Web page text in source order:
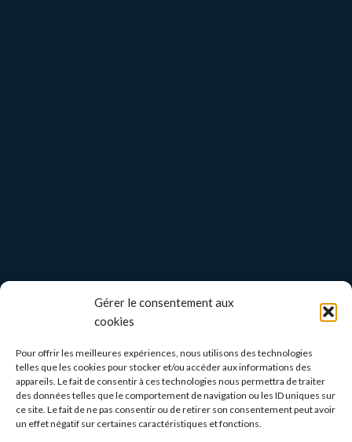
Gérer le consentement aux
cookies
Pour offrir les meilleures expériences, nous utilisons des technologies
telles que les cookies pour stocker et/ou accéder aux informations des
appareils. Le fait de consentir à ces technologies nous permettra de traiter
des données telles que le comportement de navigation ou les ID uniques sur
ce site. Le fait de ne pas consentir ou de retirer son consentement peut avoir
un effet négatif sur certaines caractéristiques et fonctions.